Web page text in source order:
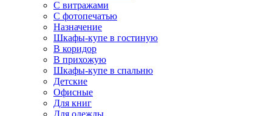
С витражами
С фотопечатью
Назначение
Шкафы-купе в гостиную
В коридор
В прихожую
Шкафы-купе в спальню
Детские
Офисные
Для книг
Для одежды